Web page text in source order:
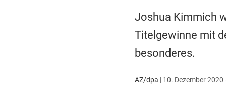
Joshua Kimmich
Titelgewinne mit
besonderes.
AZ/dpa | 10. Dezember 2020